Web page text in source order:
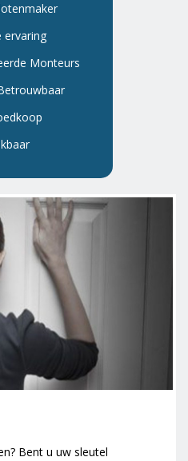
ervaring
Monteurs
Bent u uw sleutel